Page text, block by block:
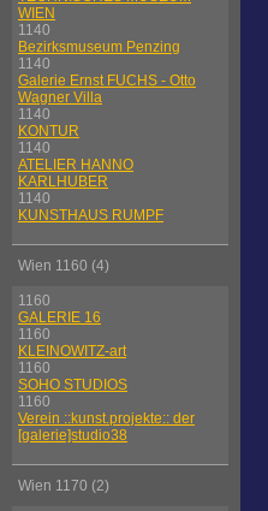
WIEN
1140
Bezirksmuseum Penzing
1140
Galerie Ernst FUCHS - Otto
Wagner Villa
1140
KONTUR
1140
ATELIER HANNO
KARLHUBER
1140
KUNSTHAUS RUMPF
Wien 1160 (4)
1160
GALERIE 16
1160
KLEINOWITZ-art
1160
SOHO STUDIOS
1160
Verein ::kunst.projekte:: der
[galerie]studio38
Wien 1170 (2)